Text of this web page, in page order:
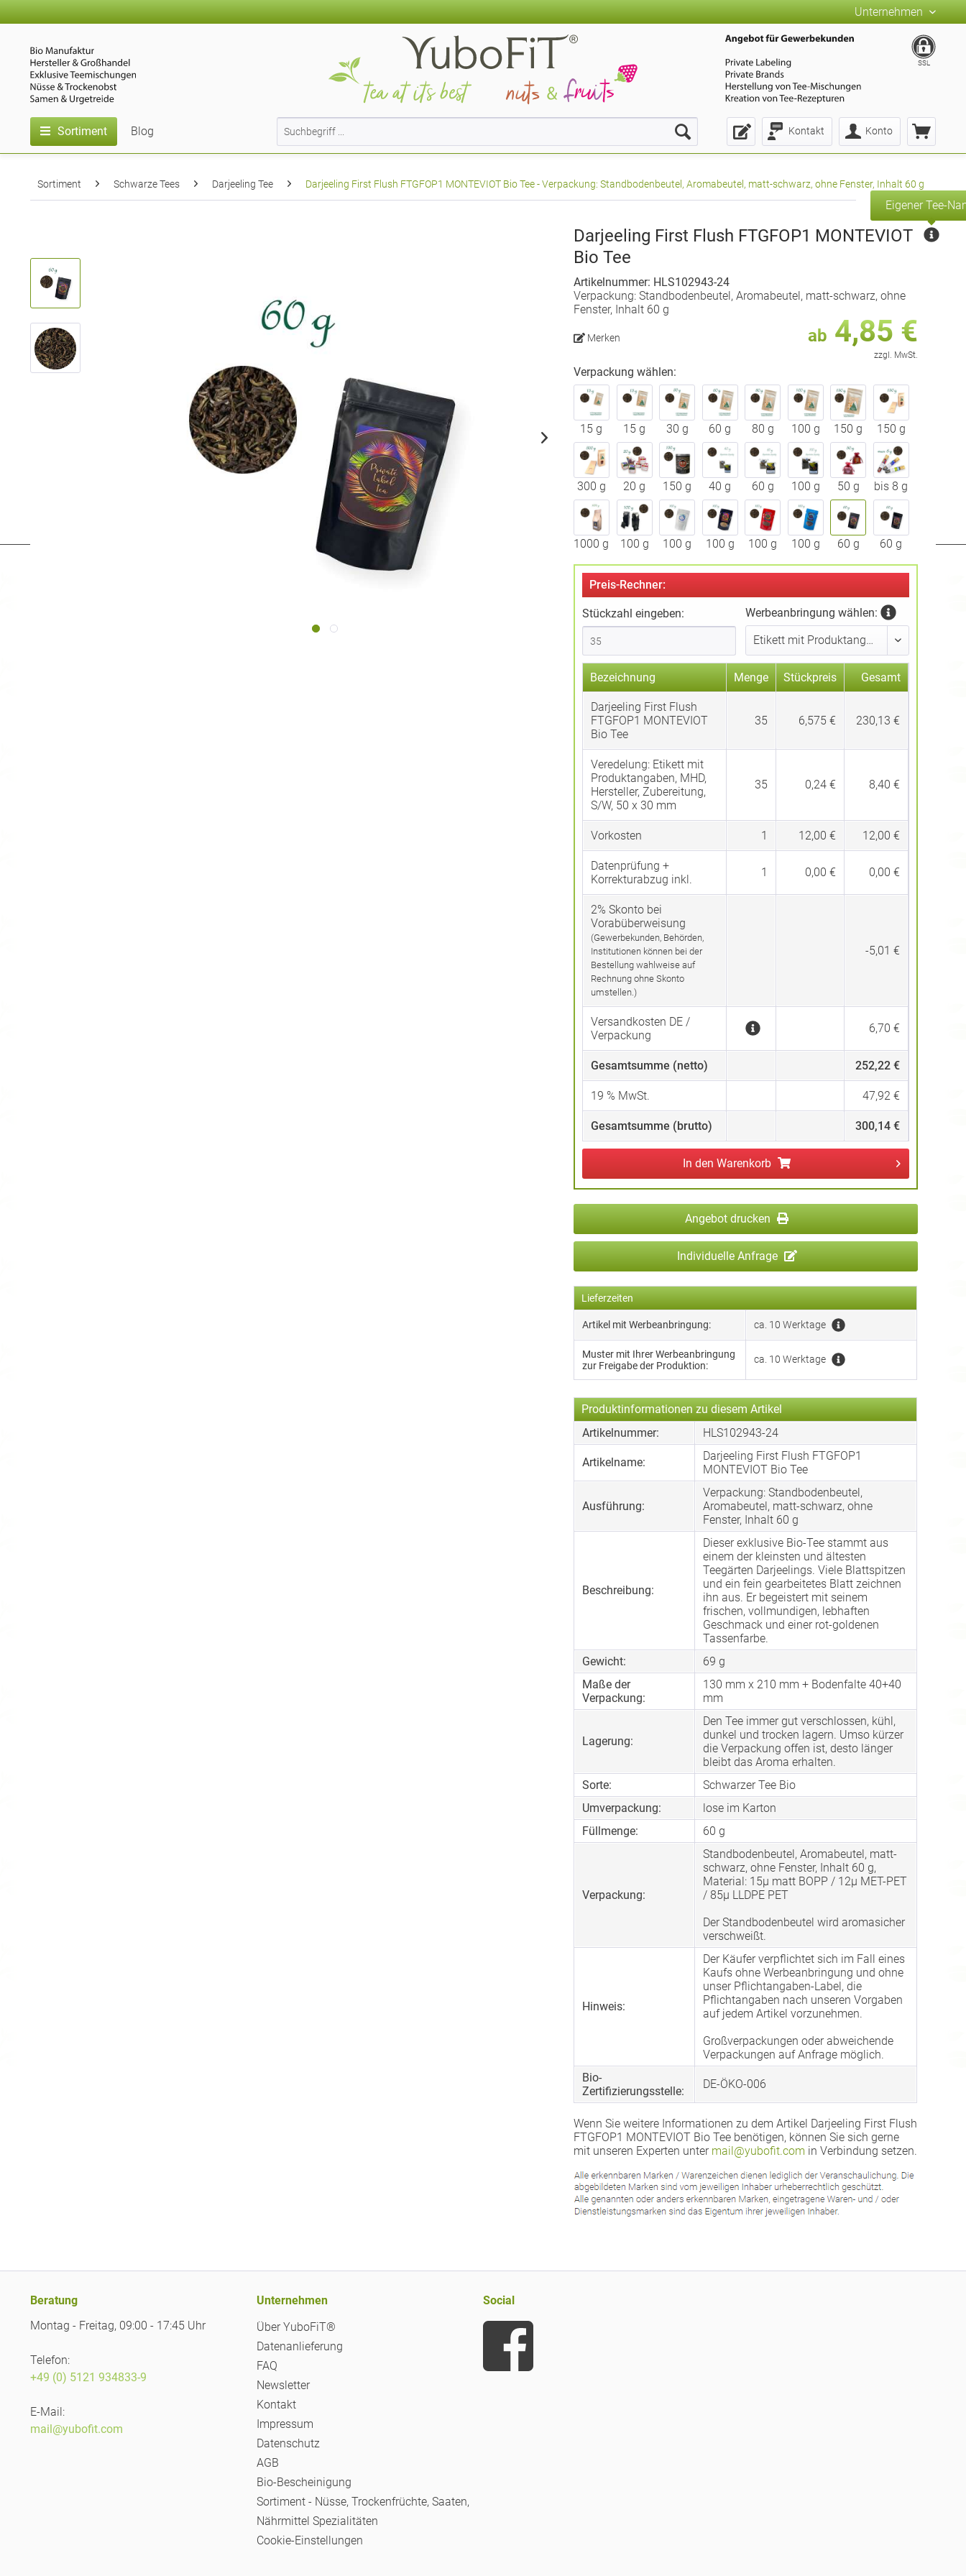
Unternehmen
Kontakt Konto
SSL
Sortiment Blog
Sortiment Schwarze Tees Darjeeling Tee Darjeeling First Flush FTGFOP1 MONTEVIOT Bio Tee - Verpackung: Standbodenbeutel, Aromabeutel, matt-schwarz, ohne Fenster, Inhalt 60 g
Darjeeling First Flush FTGFOP1 MONTEVIOT
Bio Tee
Eigener Tee-
Artikelnummer: HLS102943-24
Verpackung: Standbodenbeutel, Aromabeutel, matt-schwarz, ohne
Fenster, Inhalt 60 g
ab 4,85 €
zzgl. MwSt.
Merken
Verpackung wählen:
15 g 15 g 30 g 60 g 80 g 100 g 150 g 150 g
300 g 20 g 150 g 40 g 60 g 100 g 50 g bis 8 g
1000 g 100 g 100 g 100 g 100 g 100 g 60 g 60 g
Preis-Rechner:
Stückzahl eingeben: Werbeanbringung wählen:
Bezeichnung Menge Stückpreis Gesamt
Darjeeling First Flush
FTGFOP1 MONTEVIOT
Bio Tee
35 6,575 € 230,13 €
Veredelung: Etikett mit
Produktangaben, MHD,
Hersteller, Zubereitung,
S/W, 50 x 30 mm
35 0,24 € 8,40 €
Vorkosten 1 12,00 € 12,00 €
Datenprüfung +
Korrekturabzug inkl.
1 0,00 € 0,00 €
2% Skonto bei
Vorabüberweisung
(Gewerbekunden, Behörden,
Institutionen können bei der
Bestellung wahlweise auf
Rechnung ohne Skonto
umstellen.)
-5,01 €
Versandkosten DE /
Verpackung
6,70 €
Gesamtsumme (netto) 252,22 €
19 % MwSt. 47,92 €
Gesamtsumme (brutto) 300,14 €
In den Warenkorb
Angebot drucken
Individuelle Anfrage
Lieferzeiten
Artikel mit Werbeanbringung: ca. 10 Werktage
Muster mit Ihrer Werbeanbringung
zur Freigabe der Produktion:
ca. 10 Werktage
Produktinformationen zu diesem Artikel
Artikelnummer:
HLS102943-24
Artikelname:
Darjeeling First Flush FTGFOP1
MONTEVIOT Bio Tee
Ausführung:
Verpackung: Standbodenbeutel,
Aromabeutel, matt-schwarz, ohne
Fenster, Inhalt 60 g
Beschreibung:
Dieser exklusive Bio-Tee stammt aus
einem der kleinsten und ältesten
Teegärten Darjeelings. Viele Blattspitzen
und ein fein gearbeitetes Blatt zeichnen
ihn aus. Er begeistert mit seinem
frischen, vollmundigen, lebhaften
Geschmack und einer rot-goldenen
Tassenfarbe.
Gewicht:
69 g
Maße der
Verpackung:
130 mm x 210 mm + Bodenfalte 40+40
mm
Lagerung:
Den Tee immer gut verschlossen, kühl,
dunkel und trocken lagern. Umso kürzer
die Verpackung offen ist, desto länger
bleibt das Aroma erhalten.
Sorte:
Schwarzer Tee Bio
Umverpackung:
lose im Karton
Füllmenge:
60 g
Verpackung:
Standbodenbeutel, Aromabeutel, matt-
schwarz, ohne Fenster, Inhalt 60 g,
Material: 15µ matt BOPP / 12µ MET-PET
/ 85µ LLDPE PET
Der Standbodenbeutel wird aromasicher
verschweißt.
Hinweis:
Der Käufer verpflichtet sich im Fall eines
Kaufs ohne Werbeanbringung und ohne
unser Pflichtangaben-Label, die
Pflichtangaben nach unseren Vorgaben
auf jedem Artikel vorzunehmen.
Großverpackungen oder abweichende
Verpackungen auf Anfrage möglich.
Bio-
Zertifizierungsstelle:
DE-ÖKO-006
Wenn Sie weitere Informationen zu dem Artikel Darjeeling First Flush
FTGFOP1 MONTEVIOT Bio Tee benötigen, können Sie sich gerne
mit unseren Experten unter mail@yubofit.com in Verbindung setzen.
Beratung
Montag - Freitag, 09:00 - 17:45 Uhr
Telefon:
+49 (0) 5121 934833-9
E-Mail:
mail@yubofit.com
Unternehmen
Über YuboFiT®
Datenanlieferung
FAQ
Newsletter
Kontakt
Impressum
Datenschutz
AGB
Bio-Bescheinigung
Sortiment - Nüsse, Trockenfrüchte, Saaten,
Nährmittel Spezialitäten
Cookie-Einstellungen
Social